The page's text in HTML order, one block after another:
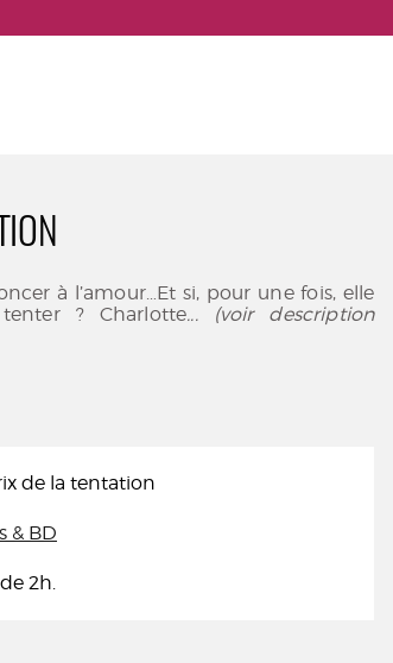
à l’amour…Et si, pour une fois, elle
? Charlotte... (voir description
de la tentation
& BD
2h.